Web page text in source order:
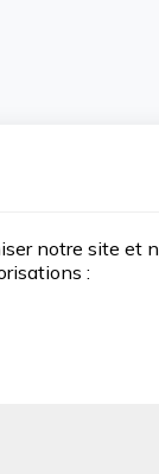
notre site et
: